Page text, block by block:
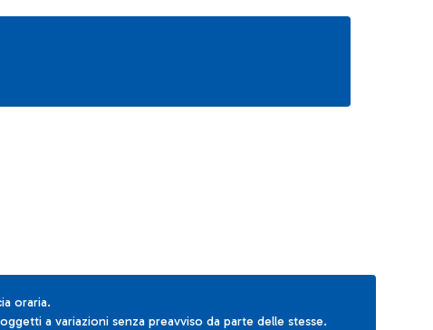
oraria.
a variazioni senza preavviso da parte delle stesse.